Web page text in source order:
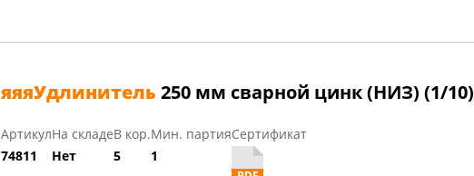
яяяУдлинитель 250 мм сварной цинк (НИЗ) (1/10)
Артикул
74811
На складе
Нет
В кор.
5
Мин. партия
1
Сертификат